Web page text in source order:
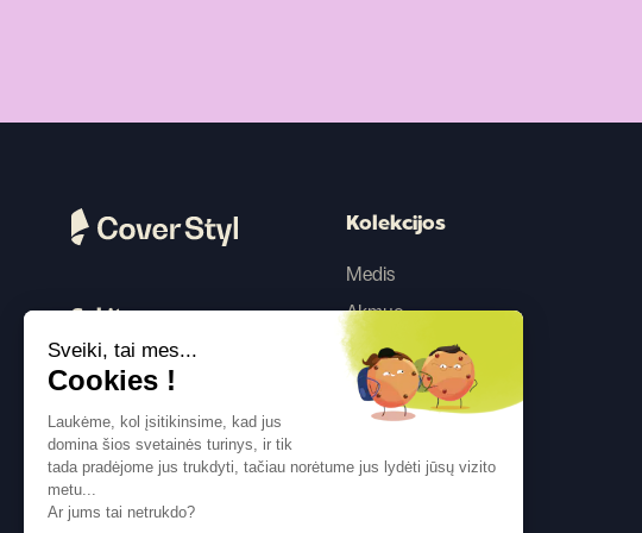
Kolekcijos
Medis
Akmuo
Spalva
Betonas
Metalikas
Tekstilė
Sveiki, tai mes...
Cookies !
Laukėme, kol įsitikinsime, kad jus
domina šios svetainės turinys, ir tik
tada pradėjome jus trukdyti, tačiau norėtume jus lydėti jūsų vizito
metu...
Ar jums tai netrukdo?